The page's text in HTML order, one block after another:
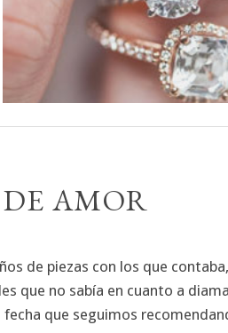
AMOR
de piezas con los que
que no sabía en cuanto a
que seguimos